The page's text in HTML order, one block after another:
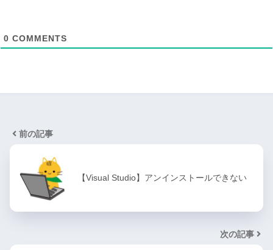
0 COMMENTS
前の記事
【Visual Studio】アンインストールできない
次の記事